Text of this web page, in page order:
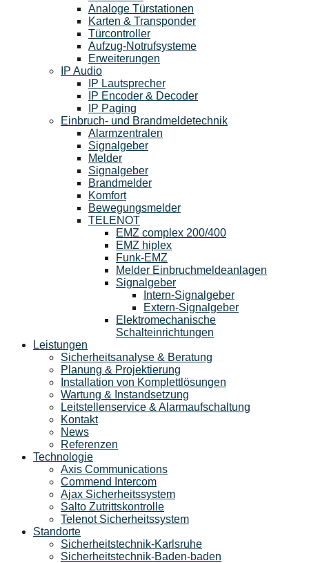
Analoge Türstationen
Karten & Transponder
Türcontroller
Aufzug-Notrufsysteme
Erweiterungen
IP Audio
IP Lautsprecher
IP Encoder & Decoder
IP Paging
Einbruch- und Brandmeldetechnik
Alarmzentralen
Signalgeber
Melder
Signalgeber
Brandmelder
Komfort
Bewegungsmelder
TELENOT
EMZ complex 200/400
EMZ hiplex
Funk-EMZ
Melder Einbruchmeldeanlagen
Signalgeber
Intern-Signalgeber
Extern-Signalgeber
Elektromechanische
Schalteinrichtungen
Leistungen
Sicherheitsanalyse & Beratung
Planung & Projektierung​
Installation von Komplettlösungen
Wartung & Instandsetzung
Leitstellenservice & Alarmaufschaltung
Kontakt
News
Referenzen
Technologie
Axis Communications
Commend Intercom
Ajax Sicherheitssystem​
Salto Zutrittskontrolle
Telenot Sicherheitssystem
Standorte
Sicherheitstechnik-Karlsruhe
Sicherheitstechnik-Baden-baden